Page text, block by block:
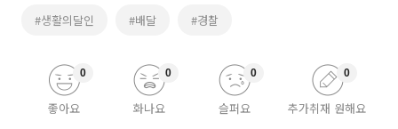
#생활의달인 #배달 #경찰
좋아요
0
화나요
0
슬퍼요
0
추가취재 원해요
0